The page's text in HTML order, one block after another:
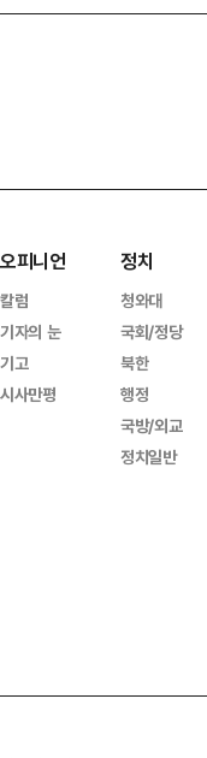
오피니언
칼럼
기자의 눈
기고
시사만평
정치
청와대
국회/정당
북한
행정
국방/외교
정치일반